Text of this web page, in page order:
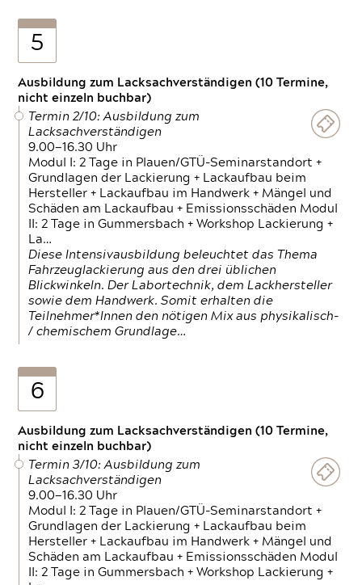
5
Ausbildung zum Lacksachverständigen (10 Termine,
nicht einzeln buchbar)
Termin 2/10: Ausbildung zum
Lacksachverständigen
9.00—16.30 Uhr
Modul I: 2 Tage in Plauen/GTÜ-Seminarstandort +
Grundlagen der Lackierung + Lackaufbau beim
Hersteller + Lackaufbau im Handwerk + Mängel und
Schäden am Lackaufbau + Emissionsschäden Modul
II: 2 Tage in Gummersbach + Workshop Lackierung +
La…
Diese Intensivausbildung beleuchtet das Thema
Fahrzeuglackierung aus den drei üblichen
Blickwinkeln. Der Labortechnik, dem Lackhersteller
sowie dem Handwerk. Somit erhalten die
Teilnehmer*Innen den nötigen Mix aus physikalisch-
/ chemischem Grundlage…
6
Ausbildung zum Lacksachverständigen (10 Termine,
nicht einzeln buchbar)
Termin 3/10: Ausbildung zum
Lacksachverständigen
9.00—16.30 Uhr
Modul I: 2 Tage in Plauen/GTÜ-Seminarstandort +
Grundlagen der Lackierung + Lackaufbau beim
Hersteller + Lackaufbau im Handwerk + Mängel und
Schäden am Lackaufbau + Emissionsschäden Modul
II: 2 Tage in Gummersbach + Workshop Lackierung +